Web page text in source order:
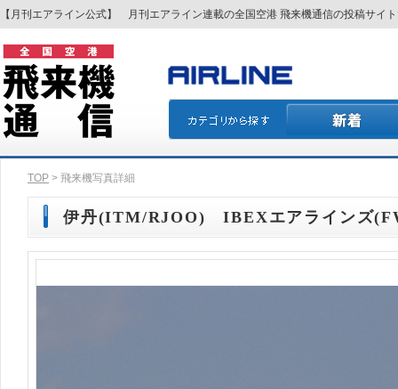
【月刊エアライン公式】 月刊エアライン連載の全国空港 飛来機通信の投稿サイ
TOP > 飛来機写真詳細
伊丹(ITM/RJOO) IBEXエアラインズ